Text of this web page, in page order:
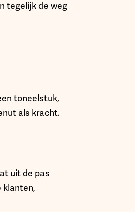
tegelijk de weg
toneelstuk,
als kracht.
uit de pas
klanten,